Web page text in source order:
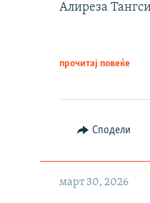
Алиреза
прочитај повеќе
Сподели
март 30, 2026